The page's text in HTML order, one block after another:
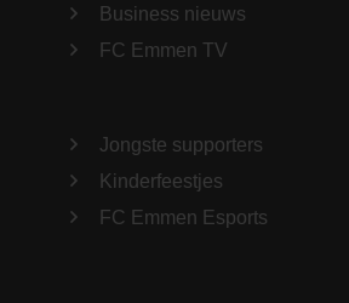
Business nieuws
FC Emmen TV
Jongste supporters
Kinderfeestjes
FC Emmen Esports